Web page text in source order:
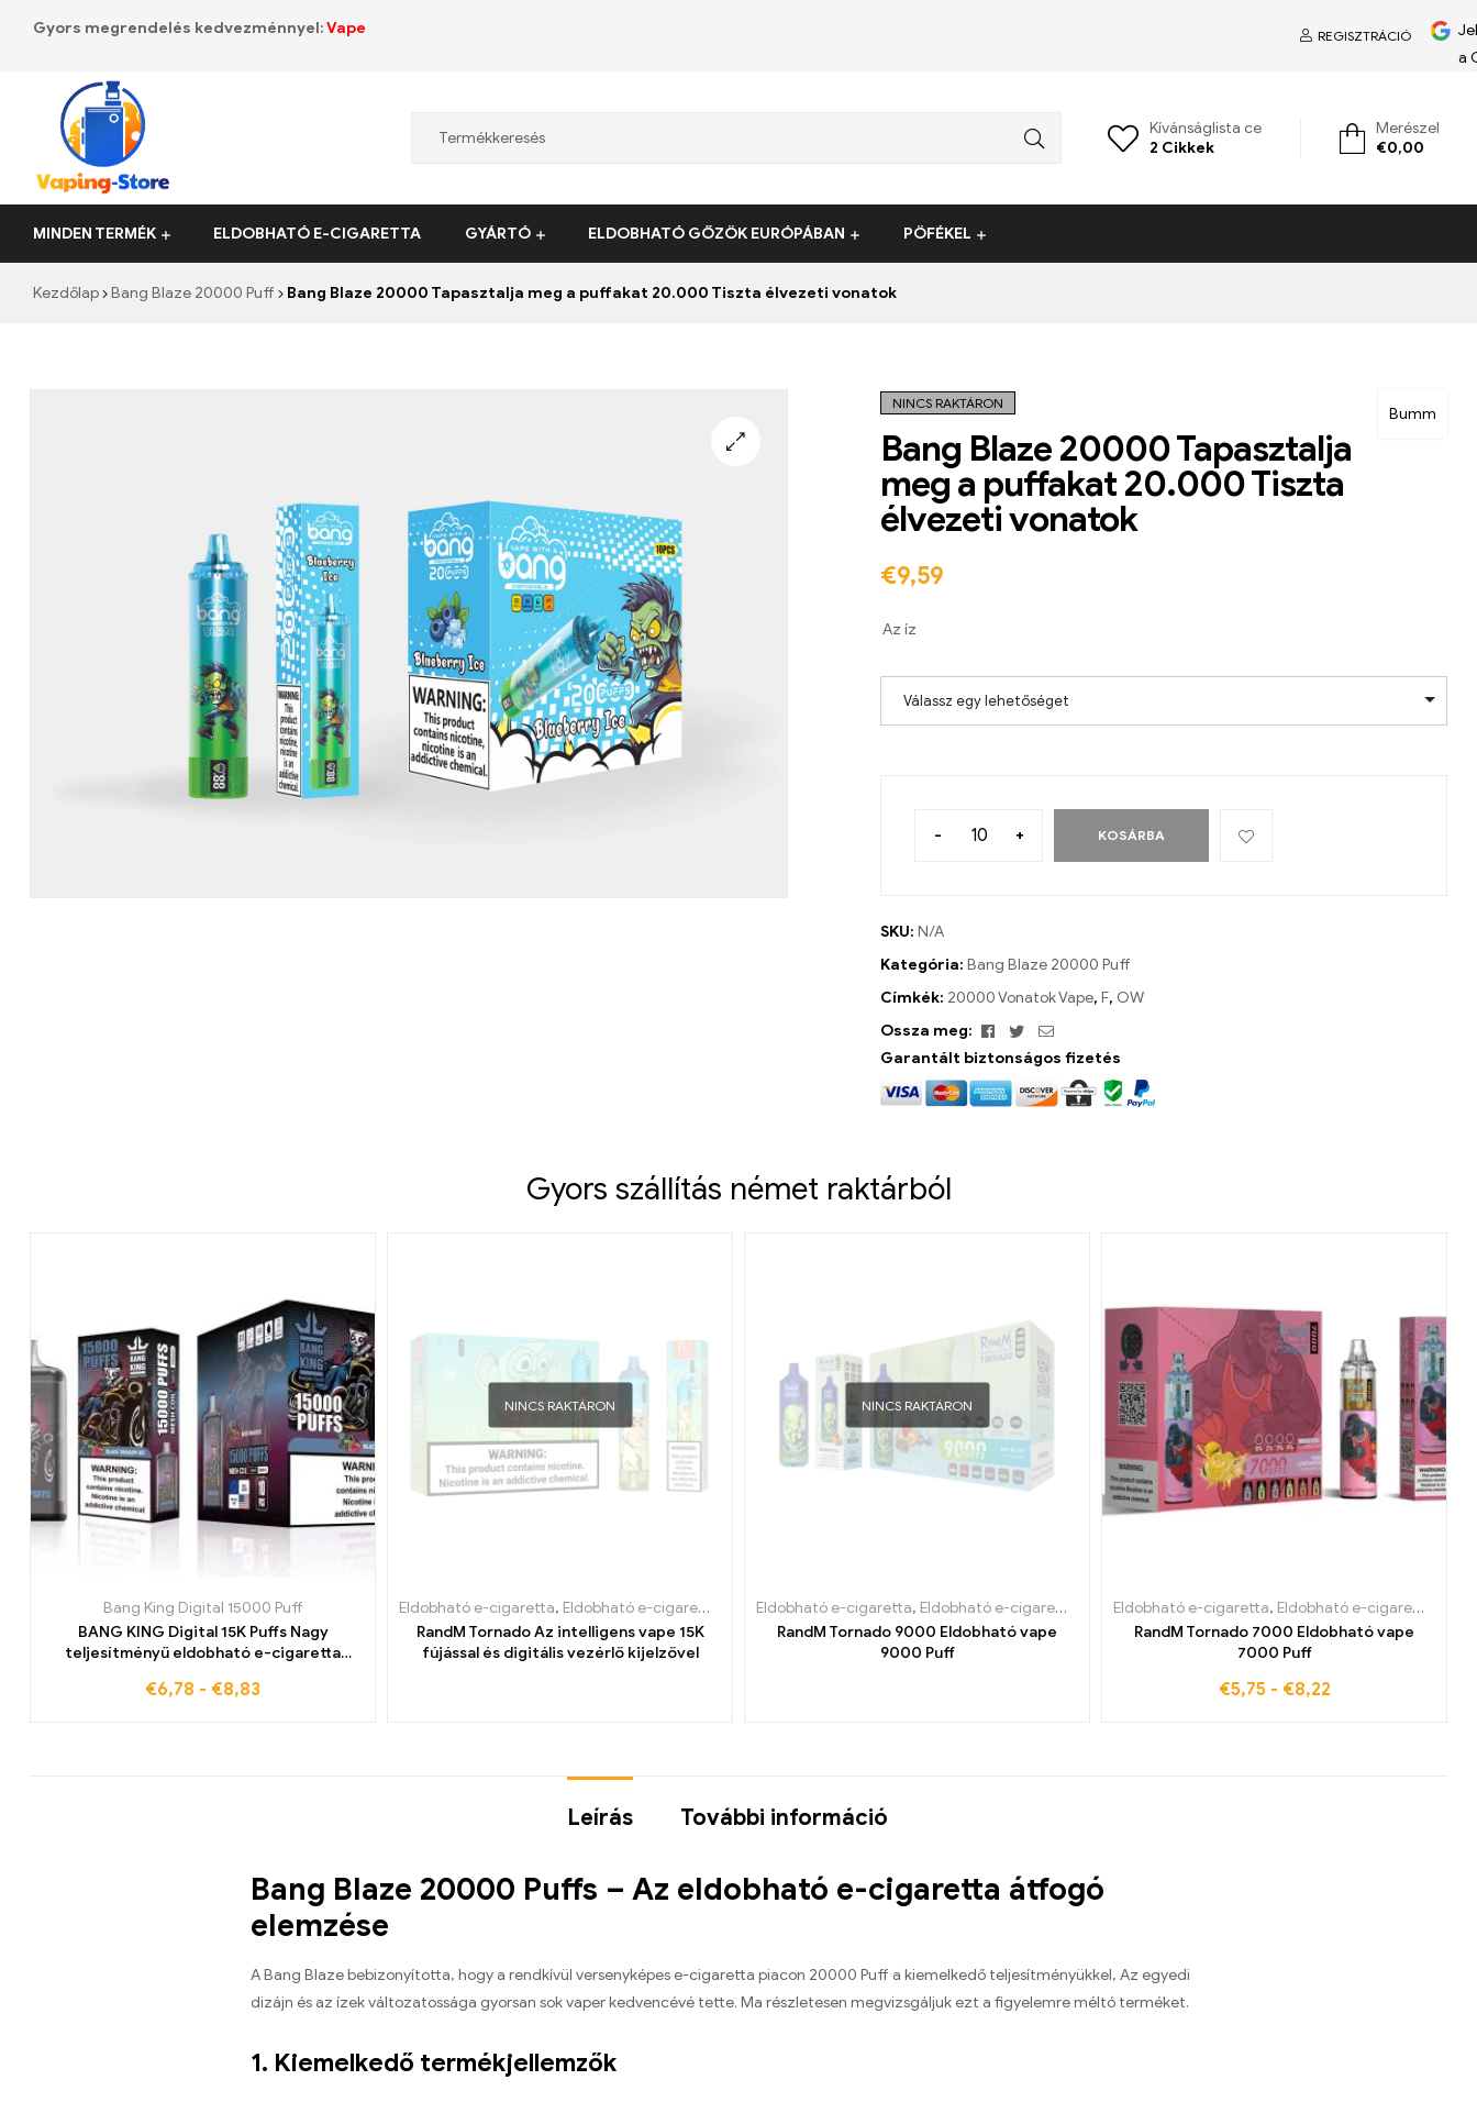
Gyors megrendelés kedvezménnyel:Vape REGISZTRÁCIÓ
a
Vaping-
Store.de
Kívánságlista ce
2 Cikkek
Merészel
€0,00
MINDEN TERMÉK ELDOBHATÓ E-CIGARETTA GYÁRTÓ ELDOBHATÓ GŐZÖK EURÓPÁBAN PÖFÉKEL
Kezdőlap Bang Blaze 20000 Puff Bang Blaze 20000 Tapasztalja meg a puffakat 20.000 Tiszta élvezeti vonatok
Bumm
NINCS RAKTÁRON
Bang Blaze 20000 Tapasztalja
meg a puffakat 20.000 Tiszta
élvezeti vonatok
€9,59
Az íz
Válassz egy lehetőséget
- + KOSÁRBA
SKU: N/A
Kategória: Bang Blaze 20000 Puff
Címkék: 20000 Vonatok Vape, F, OW
Ossza meg:
Facebook
TwitterEmail
Garantált biztonságos fizetés
Gyors szállítás német raktárból
Bang King Digital 15000 Puff
BANG KING Digital 15K Puffs Nagy
teljesítményű eldobható e-cigaretta
€6,78 - €8,83
NINCS RAKTÁRON
Eldobható e-cigaretta, Eldobható e-cigaretta Belgiumban ,Eldobható e-cigaretta Bulgáriában, Eldobható e-cigaretta Dániában,Eldobható e-cigaretta
RandM Tornado Az intelligens vape 15K
fújással és digitális vezérlő kijelzővel
NINCS RAKTÁRON
Eldobható e-cigaretta, Eldobható e-cigaretta Belgiumban ,Eldobható e-cigaretta Bulgáriában,
RandM Tornado 9000 Eldobható vape
9000 Puff
Eldobható e-cigaretta, Eldobható e-cigaretta Belgiumban
RandM Tornado 7000 Eldobható vape
7000 Puff
€5,75 - €8,22
Leírás További információ
Bang Blaze 20000 Puffs – Az eldobható e-cigaretta átfogó
elemzése
A Bang Blaze bebizonyította, hogy a rendkívül versenyképes e-cigaretta piacon 20000 Puff a kiemelkedő teljesítményükkel, Az egyedi
dizájn és az ízek változatossága gyorsan sok vaper kedvencévé tette. Ma részletesen megvizsgáljuk ezt a figyelemre méltó terméket.
1. Kiemelkedő termékjellemzők